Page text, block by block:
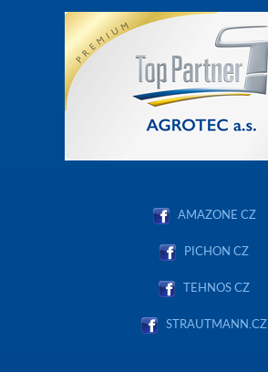
AMAZONE CZ
PICHON CZ
TEHNOS CZ
STRAUTMANN.CZ